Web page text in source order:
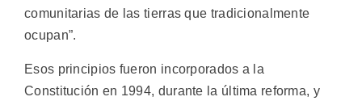
comunitarias de las tierras que tradicionalmente
ocupan”.
Esos principios fueron incorporados a la
Constitución en 1994, durante la última reforma, y